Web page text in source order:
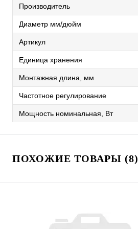
Производитель
Диаметр мм/дюйм
Артикул
Единица хранения
Монтажная длина, мм
Частотное регулирование
Мощность номинальная, Вт
ПОХОЖИЕ ТОВАРЫ (8)